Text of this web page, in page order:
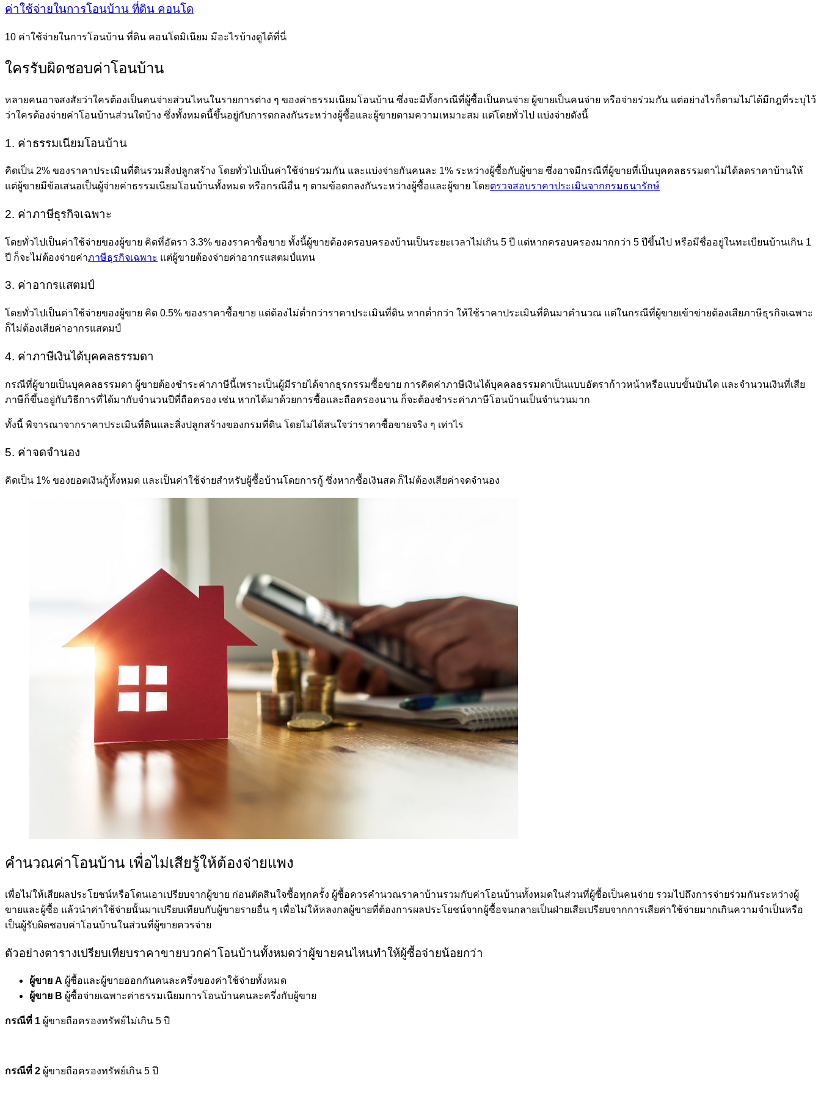
ค่าใช้จ่ายในการโอนบ้าน ที่ดิน คอนโด
10 ค่าใช้จ่ายในการโอนบ้าน ที่ดิน คอนโดมิเนียม มีอะไรบ้างดูได้ที่นี่
ใครรับผิดชอบค่าโอนบ้าน
หลายคนอาจสงสัยว่าใครต้องเป็นคนจ่ายส่วนไหนในรายการต่าง ๆ ของค่าธรรมเนียมโอนบ้าน ซึ่งจะมีทั้งกรณีที่ผู้ซื้อเป็นคนจ่าย ผู้ขายเป็นคนจ่าย หรือจ่ายร่วมกัน แต่อย่างไรก็ตามไม่ได้มีกฎที่ระบุไว้
ว่าใครต้องจ่ายค่าโอนบ้านส่วนใดบ้าง ซึ่งทั้งหมดนี้ขึ้นอยู่กับการตกลงกันระหว่างผู้ซื้อและผู้ขายตามความเหมาะสม แต่โดยทั่วไป แบ่งจ่ายดังนี้
1. ค่าธรรมเนียมโอนบ้าน
คิดเป็น 2% ของราคาประเมินที่ดินรวมสิ่งปลูกสร้าง โดยทั่วไปเป็นค่าใช้จ่ายร่วมกัน และแบ่งจ่ายกันคนละ 1% ระหว่างผู้ซื้อกับผู้ขาย ซึ่งอาจมีกรณีที่ผู้ขายที่เป็นบุคคลธรรมดาไม่ได้ลดราคาบ้านให้
แต่ผู้ขายมีข้อเสนอเป็นผู้จ่ายค่าธรรมเนียมโอนบ้านทั้งหมด หรือกรณีอื่น ๆ ตามข้อตกลงกันระหว่างผู้ซื้อและผู้ขาย โดยตรวจสอบราคาประเมินจากกรมธนารักษ์
2. ค่าภาษีธุรกิจเฉพาะ
โดยทั่วไปเป็นค่าใช้จ่ายของผู้ขาย คิดที่อัตรา 3.3% ของราคาซื้อขาย ทั้งนี้ผู้ขายต้องครอบครองบ้านเป็นระยะเวลาไม่เกิน 5 ปี แต่หากครอบครองมากกว่า 5 ปีขึ้นไป หรือมีชื่ออยู่ในทะเบียนบ้านเกิน 1
ปี ก็จะไม่ต้องจ่ายค่าภาษีธุรกิจเฉพาะ แต่ผู้ขายต้องจ่ายค่าอากรแสตมป์แทน
3. ค่าอากรแสตมป์
โดยทั่วไปเป็นค่าใช้จ่ายของผู้ขาย คิด 0.5% ของราคาซื้อขาย แต่ต้องไม่ต่ำกว่าราคาประเมินที่ดิน หากต่ำกว่า ให้ใช้ราคาประเมินที่ดินมาคำนวณ แต่ในกรณีที่ผู้ขายเข้าข่ายต้องเสียภาษีธุรกิจเฉพาะ
ก็ไม่ต้องเสียค่าอากรแสตมป์
4. ค่าภาษีเงินได้บุคคลธรรมดา
กรณีที่ผู้ขายเป็นบุคคลธรรมดา ผู้ขายต้องชำระค่าภาษีนี้เพราะเป็นผู้มีรายได้จากธุรกรรมซื้อขาย การคิดค่าภาษีเงินได้บุคคลธรรมดาเป็นแบบอัตราก้าวหน้าหรือแบบขั้นบันได และจำนวนเงินที่เสีย
ภาษีก็ขึ้นอยู่กับวิธีการที่ได้มากับจำนวนปีที่ถือครอง เช่น หากได้มาด้วยการซื้อและถือครองนาน ก็จะต้องชำระค่าภาษีโอนบ้านเป็นจำนวนมาก
ทั้งนี้ พิจารณาจากราคาประเมินที่ดินและสิ่งปลูกสร้างของกรมที่ดิน โดยไม่ได้สนใจว่าราคาซื้อขายจริง ๆ เท่าไร
5. ค่าจดจำนอง
คิดเป็น 1% ของยอดเงินกู้ทั้งหมด และเป็นค่าใช้จ่ายสำหรับผู้ซื้อบ้านโดยการกู้ ซึ่งหากซื้อเงินสด ก็ไม่ต้องเสียค่าจดจำนอง
คำนวณค่าโอนบ้าน เพื่อไม่เสียรู้ให้ต้องจ่ายแพง
เพื่อไม่ให้เสียผลประโยชน์หรือโดนเอาเปรียบจากผู้ขาย ก่อนตัดสินใจซื้อทุกครั้ง ผู้ซื้อควรคำนวณราคาบ้านรวมกับค่าโอนบ้านทั้งหมดในส่วนที่ผู้ซื้อเป็นคนจ่าย รวมไปถึงการจ่ายร่วมกันระหว่างผู้
ขายและผู้ซื้อ แล้วนำค่าใช้จ่ายนั้นมาเปรียบเทียบกับผู้ขายรายอื่น ๆ เพื่อไม่ให้หลงกลผู้ขายที่ต้องการผลประโยชน์จากผู้ซื้อจนกลายเป็นฝ่ายเสียเปรียบจากการเสียค่าใช้จ่ายมากเกินความจำเป็นหรือ
เป็นผู้รับผิดชอบค่าโอนบ้านในส่วนที่ผู้ขายควรจ่าย
ตัวอย่างตารางเปรียบเทียบราคาขายบวกค่าโอนบ้านทั้งหมดว่าผู้ขายคนไหนทำให้ผู้ซื้อจ่ายน้อยกว่า
ผู้ขาย A ผู้ซื้อและผู้ขายออกกันคนละครึ่งของค่าใช้จ่ายทั้งหมด
ผู้ขาย B ผู้ซื้อจ่ายเฉพาะค่าธรรมเนียมการโอนบ้านคนละครึ่งกับผู้ขาย
กรณีที่ 1 ผู้ขายถือครองทรัพย์ไม่เกิน 5 ปี
กรณีที่ 2 ผู้ขายถือครองทรัพย์เกิน 5 ปี